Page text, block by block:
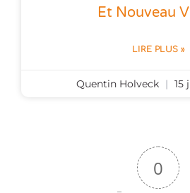
Et Nouveau
LIRE PLUS »
Quentin Holveck 15
0